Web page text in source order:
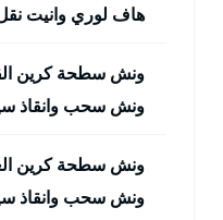
هاف لوري وانيت
ونش سحب وانقاذ
ونش سحب وانقاذ